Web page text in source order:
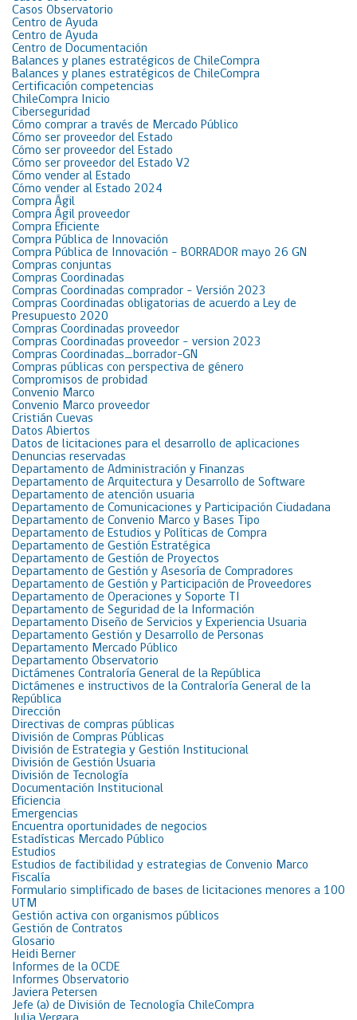
Casos Observatorio
Centro de Ayuda
Centro de Ayuda
Centro de Documentación
Balances y planes estratégicos de ChileCompra
Balances y planes estratégicos de ChileCompra
Certificación competencias
ChileCompra Inicio
Ciberseguridad
Cómo comprar a través de Mercado Público
Cómo ser proveedor del Estado
Cómo ser proveedor del Estado
Cómo ser proveedor del Estado V2
Cómo vender al Estado
Cómo vender al Estado 2024
Compra Ágil
Compra Ágil proveedor
Compra Eficiente
Compra Pública de Innovación
Compra Pública de Innovación – BORRADOR mayo 26 GN
Compras conjuntas
Compras Coordinadas
Compras Coordinadas comprador – Versión 2023
Compras Coordinadas obligatorias de acuerdo a Ley de
Presupuesto 2020
Compras Coordinadas proveedor
Compras Coordinadas proveedor – version 2023
Compras Coordinadas_borrador-GN
Compras públicas con perspectiva de género
Compromisos de probidad
Convenio Marco
Convenio Marco proveedor
Cristián Cuevas
Datos Abiertos
Datos de licitaciones para el desarrollo de aplicaciones
Denuncias reservadas
Departamento de Administración y Finanzas
Departamento de Arquitectura y Desarrollo de Software
Departamento de atención usuaria
Departamento de Comunicaciones y Participación Ciudadana
Departamento de Convenio Marco y Bases Tipo
Departamento de Estudios y Políticas de Compra
Departamento de Gestión Estratégica
Departamento de Gestión de Proyectos
Departamento de Gestión y Asesoría de Compradores
Departamento de Gestión y Participación de Proveedores
Departamento de Operaciones y Soporte TI
Departamento de Seguridad de la Información
Departamento Diseño de Servicios y Experiencia Usuaria
Departamento Gestión y Desarrollo de Personas
Departamento Mercado Público
Departamento Observatorio
Dictámenes Contraloría General de la República
Dictámenes e instructivos de la Contraloría General de la
República
Dirección
Directivas de compras públicas
División de Compras Públicas
División de Estrategia y Gestión Institucional
División de Gestión Usuaria
División de Tecnología
Documentación Institucional
Eficiencia
Emergencias
Encuentra oportunidades de negocios
Estadísticas Mercado Público
Estudios
Estudios de factibilidad y estrategias de Convenio Marco
Fiscalía
Formulario simplificado de bases de licitaciones menores a 100
UTM
Gestión activa con organismos públicos
Gestión de Contratos
Glosario
Heidi Berner
Informes de la OCDE
Informes Observatorio
Javiera Petersen
Jefe (a) de División de Tecnología ChileCompra